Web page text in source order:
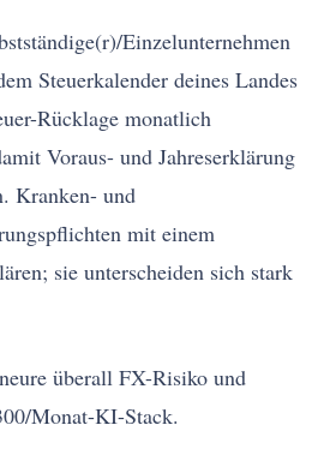
Einzelunternehmen
Steuerkalender deines Landes
Rücklage monatlich
Voraus- und Jahreserklärung
Kranken- und
mit einem
sie unterscheiden sich stark
überall FX-Risiko und
Monat-KI-Stack.